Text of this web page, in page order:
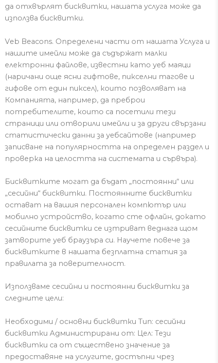
да отхвърлят бисквитки, нашата услуга може да
използва бисквитки.
Veb Beacons. Определени части от нашата Услуга и
нашите имейли може да съдържат малки
електронни файлове, известни като уеб маяци
(наричани още ясни гифтове, пикселни тагове и
гифове от един пиксел), които позволяват на
Компанията, например, да преброи
потребителите, които са посетили тези
страници или отворили имейли и за други свързани
статистически данни за уебсайтове (например
записване на популярността на определен раздел и
проверка на целостта на системата и сървъра).
Бисквитките могат да бъдат „постоянни“ или
„сесийни“ бисквитки. Постоянните бисквитки
остават на вашия персонален компютър или
мобилно устройство, когато сте офлайн, докато
сесийните бисквитки се изтриват веднага щом
затворите уеб браузъра си. Научете повече за
бисквитките в нашата безплатна статия за
правилата за поверителност.
Използваме сесийни и постоянни бисквитки за
следните цели:
Необходими / основни бисквитки Тип: сесийни
бисквитки Администрирани от: Цел: Тези
бисквитки са от съществено значение за
предоставяне на услугите, достъпни чрез